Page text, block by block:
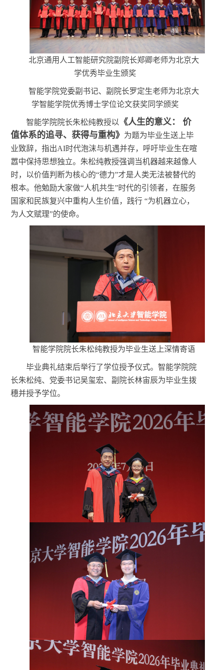
北京通用人工智能研究院副院长郑卿老师为北京大
学优秀毕业生颁奖
智能学院党委副书记、副院长罗定生老师为北京大
学智能学院优秀博士学位论文获奖同学颁奖
智能学院院长朱松纯教授以 《人生的意义：
价
值体系的追寻、获得与重构》 为题为毕业生送上毕
业致辞，指出AI时代泡沫与机遇并存，呼吁毕业生在喧
嚣中保持思想独立。朱松纯教授强调当机器越来越像人
时，以价值判断为核心的“德力”才是人类无法被替代的
根本。他勉励大家做“人机共生”时代的引领者，在服务
国家和民族复兴中重构人生价值，践行 “为机器立心，
为人文赋理”的使命。
智能学院院长朱松纯教授为毕业生送上深情寄语
毕业典礼结束后举行了学位授予仪式。智能学院院
长朱松纯、党委书记吴玺宏、副院长林宙辰为毕业生拨
穗并授予学位。